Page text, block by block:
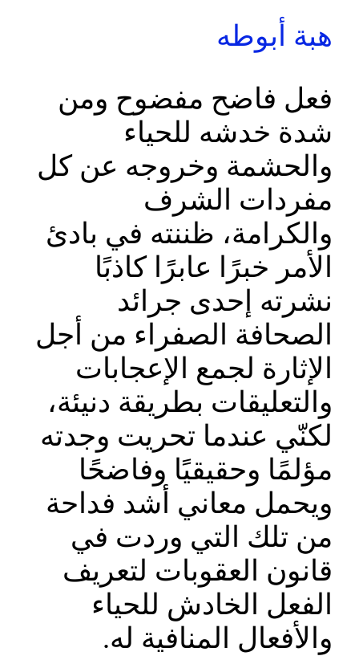
هبة أبوطه
فعل فاضح مفضوح ومن
شدة خدشه للحياء
والحشمة وخروجه عن كل
مفردات الشرف
والكرامة، ظننته في بادئ
الأمر خبرًا عابرًا كاذبًا
نشرته إحدى جرائد
الصحافة الصفراء من أجل
الإثارة لجمع الإعجابات
والتعليقات بطريقة دنيئة،
لكنّي عندما تحريت وجدته
مؤلمًا وحقيقيًا وفاضحًا
ويحمل معاني أشد فداحة
من تلك التي وردت في
قانون العقوبات لتعريف
الفعل الخادش للحياء
والأفعال المنافية له.